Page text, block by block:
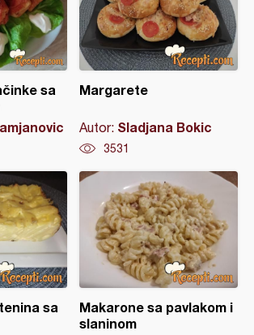
sa
Margarete
Autor: Sladjana Bokic
3531
sa
Makarone sa pavlakom i
slaninom